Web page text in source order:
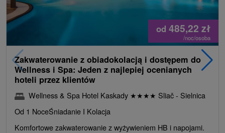
od 485,22 zł
/noc/osoba
Zakwaterowanie z obiadokolacją i dostępem do
Wellness i Spa: Jeden z najlepiej ocenianych
hoteli przez klientów
Wellness & Spa Hotel Kaskady ★★★★ Sliač - Sielnica
Od 1 NoceŚniadanie I Kolacja
Komfortowe zakwaterowanie z wyżywieniem HB i napojami.